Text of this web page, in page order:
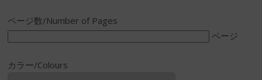
ページ数/Number of Pages
ページ
カラー/Colours